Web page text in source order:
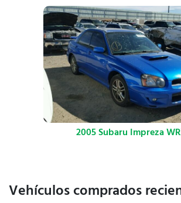
2005 Subaru Impreza
Vehículos comprados